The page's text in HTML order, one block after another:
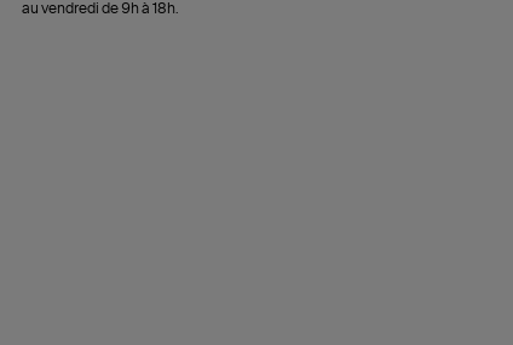
au vendredi de 9h à 18h.